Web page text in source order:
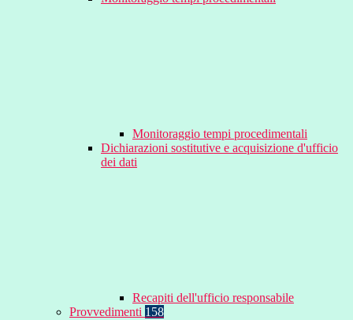
Monitoraggio tempi procedimentali
Dichiarazioni sostitutive e acquisizione d'ufficio
dei dati
Recapiti dell'ufficio responsabile
Provvedimenti 158